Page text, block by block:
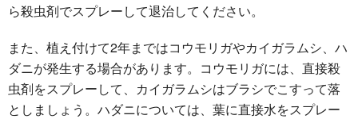
ら殺虫剤でスプレーして退治してください。
また、植え付けて2年まではコウモリガやカイガラムシ、ハ
ダニが発生する場合があります。コウモリガには、直接殺
虫剤をスプレーして、カイガラムシはブラシでこすって落
としましょう。ハダニについては、葉に直接水をスプレー